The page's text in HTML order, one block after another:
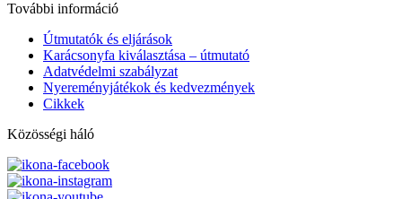
További információ
Útmutatók és eljárások
Karácsonyfa kiválasztása – útmutató
Adatvédelmi szabályzat
Nyereményjátékok és kedvezmények
Cikkek
Közösségi háló